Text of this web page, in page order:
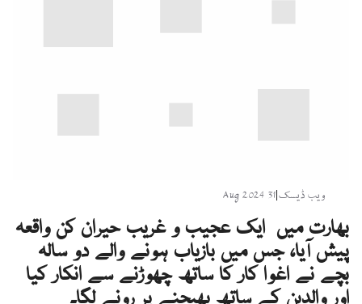
ویب ڈیسک 31 Aug 2024
بھارت میں ایک عجیب و غریب حیران کن واقعہ
پیش آیا، جس میں بازیاب ہونے والے دو سالہ
بچے نے اغوا کار کا ساتھ چھوڑنے سے انکار کیا